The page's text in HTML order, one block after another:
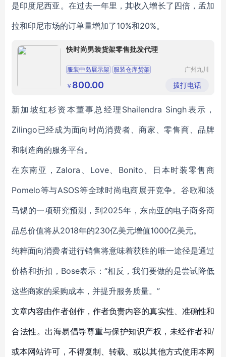
是印度尼西亚。在过去一年里，其收入增长了四倍，孟加
拉和印尼市场的订单量增加了10%和20%。
快时尚男装货架零售批发代理
服装中岛展示架 服装仓库货架
服装货架道具
广州九川
公司
￥ 800.00 拨打电话
新加坡红杉资本董事总经理Shailendra Singh表示，
Zilingo已经成为面向时尚消费者、商家、零售商、品牌
和制造商的服务平台。
在东南亚，Zalora、Love、Bonito、日本时装零售商
Pomelo等与ASOS等全球时尚电商展开竞争。谷歌和淡
马锡的一项研究预测，到2025年，东南亚的电子商务商
品总价值将从2018年的230亿美元增值1000亿美元。
纯粹面向消费者进行销售将意味着获胜的唯一途径是通过
价格和折扣， Bose表示：“相反，我们要做的是尝试降低
这些商家的采购成本，并提升服务质量。”
文章内容由作者创作，作者负责内容的真实性、准确性和
合法性。出海易倡导尊重与保护知识产权，未经作者和/
或本网站许可，不得复制、转载、或以其他方式使用本网